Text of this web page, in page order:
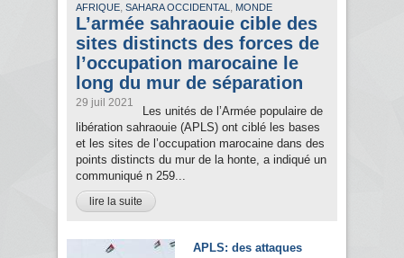
AFRIQUE, SAHARA OCCIDENTAL , MONDE
L’armée sahraouie cible des
sites distincts des forces de
l’occupation marocaine le
long du mur de séparation
29 juil 2021
Les unités de l’Armée populaire de
libération sahraouie (APLS) ont ciblé les bases
et les sites de l’occupation marocaine dans des
points distincts du mur de la honte, a indiqué un
communiqué n 259...
lire la suite
APLS: des attaques